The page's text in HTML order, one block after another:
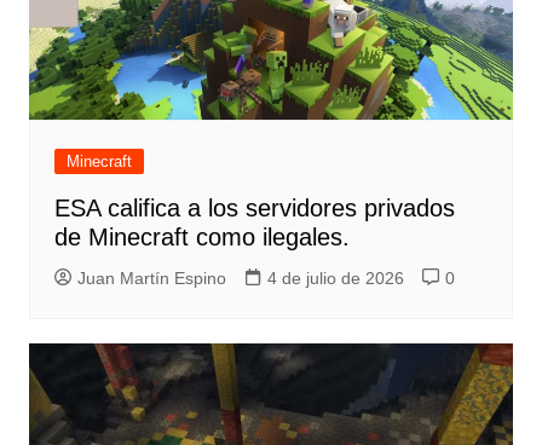
Minecraft
ESA califica a los servidores privados
de Minecraft como ilegales.
Juan Martín Espino 4 de julio de 2026 0